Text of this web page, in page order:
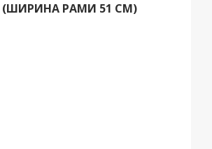
РАМИ 51 СМ)